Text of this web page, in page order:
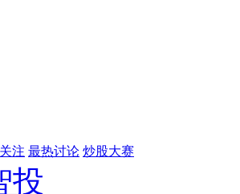
注 最热讨论 炒股大赛
投